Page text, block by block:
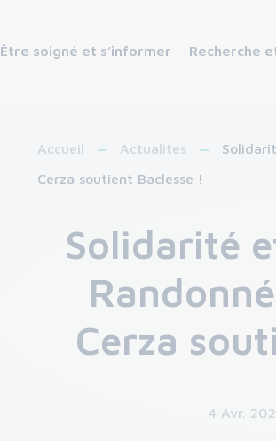
Être soigné et s’informer Recherche
Accueil Actualités
Cerza soutient Baclesse !
Solidarité
Cerza
4 Avr.